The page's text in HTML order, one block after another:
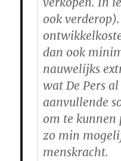
ook
dan ook
nauwelijks
wat De Pers
aanvullende
om te kunnen
zo min
menskracht.